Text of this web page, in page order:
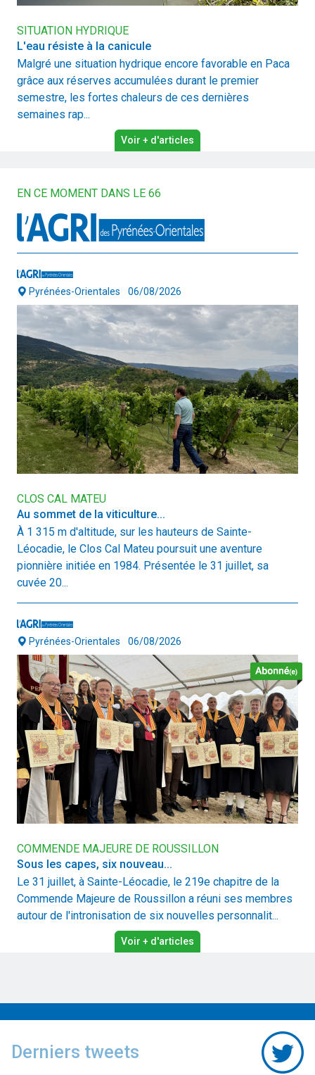
SITUATION HYDRIQUE
L'eau résiste à la canicule
Malgré une situation hydrique encore favorable en Paca
grâce aux réserves accumulées durant le premier
semestre, les fortes chaleurs de ces dernières
semaines rap...
Voir + d'articles
EN CE MOMENT DANS LE 66
Pyrénées-Orientales 06/08/2026
CLOS CAL MATEU
Au sommet de la viticulture...
À 1 315 m d'altitude, sur les hauteurs de Sainte-
Léocadie, le Clos Cal Mateu poursuit une aventure
pionnière initiée en 1984. Présentée le 31 juillet, sa
cuvée 20...
Pyrénées-Orientales 06/08/2026
COMMENDE MAJEURE DE ROUSSILLON
Sous les capes, six nouveau...
Le 31 juillet, à Sainte-Léocadie, le 219e chapitre de la
Commende Majeure de Roussillon a réuni ses membres
autour de l'intronisation de six nouvelles personnalit...
Voir + d'articles
Derniers tweets